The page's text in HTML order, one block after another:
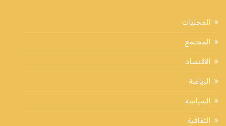
المحليات
المجتمع
الاقتصاد
الرياضة
السياسة
الثقافية